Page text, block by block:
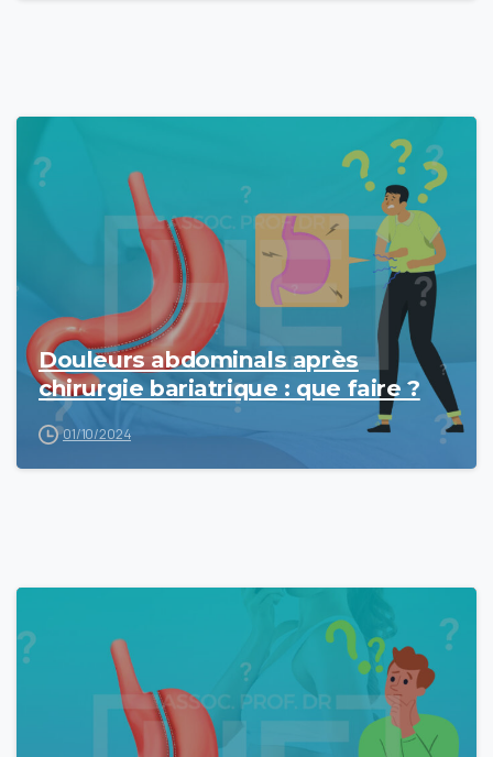
Douleurs abdominals après
chirurgie bariatrique : que faire ?
01/10/2024